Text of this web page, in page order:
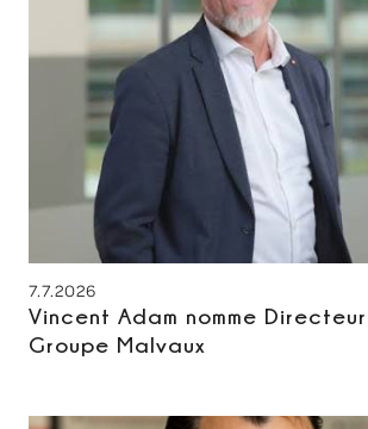
7.7.2026
Vincent Adam nomme
Groupe Malvaux